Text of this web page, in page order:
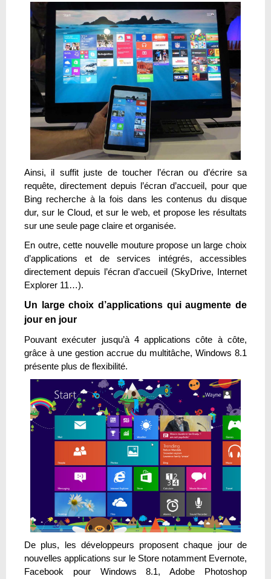
Ainsi, il suffit juste de toucher l’écran ou d’écrire sa
requête, directement depuis l’écran d’accueil, pour que
Bing recherche à la fois dans les contenus du disque
dur, sur le Cloud, et sur le web, et propose les résultats
sur une seule page claire et organisée.
En outre, cette nouvelle mouture propose un large choix
d’applications et de services intégrés, accessibles
directement depuis l’écran d’accueil (SkyDrive, Internet
Explorer 11…).
Un large choix d’applications qui augmente de
jour en jour
Pouvant exécuter jusqu’à 4 applications côte à côte,
grâce à une gestion accrue du multitâche, Windows 8.1
présente plus de flexibilité.
De plus, les développeurs proposent chaque jour de
nouvelles applications sur le Store notamment Evernote,
Facebook pour Windows 8.1, Adobe Photoshop